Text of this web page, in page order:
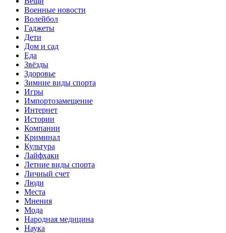
Военные новости
Волейбол
Гаджеты
Дети
Дом и сад
Еда
Звёзды
Здоровье
Зимние виды спорта
Игры
Импортозамещение
Интернет
Истории
Компании
Криминал
Культура
Лайфхаки
Летние виды спорта
Личный счет
Люди
Места
Мнения
Мода
Народная медицина
Наука